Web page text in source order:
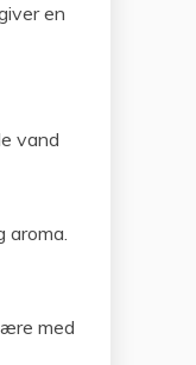
en
vand
aroma.
med